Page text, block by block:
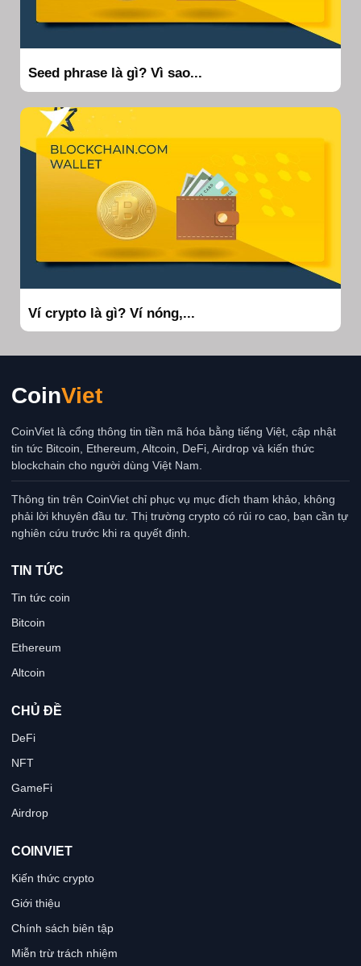
Seed phrase là gì? Vì sao...
Ví crypto là gì? Ví nóng,...
CoinViet
CoinViet là cổng thông tin tiền mã hóa bằng tiếng Việt, cập nhật
tin tức Bitcoin, Ethereum, Altcoin, DeFi, Airdrop và kiến thức
blockchain cho người dùng Việt Nam.
Thông tin trên CoinViet chỉ phục vụ mục đích tham khảo, không
phải lời khuyên đầu tư. Thị trường crypto có rủi ro cao, bạn cần tự
nghiên cứu trước khi ra quyết định.
TIN TỨC
Tin tức coin
Bitcoin
Ethereum
Altcoin
CHỦ ĐỀ
DeFi
NFT
GameFi
Airdrop
COINVIET
Kiến thức crypto
Giới thiệu
Chính sách biên tập
Miễn trừ trách nhiệm